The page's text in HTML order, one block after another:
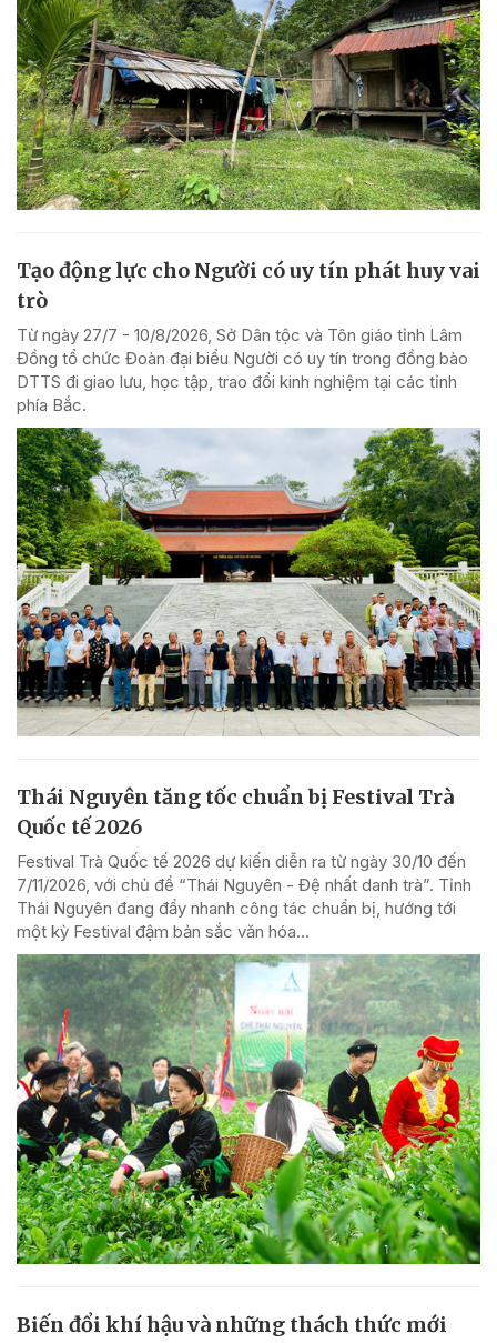
Tạo động lực cho Người có uy tín phát huy vai
trò
Từ ngày 27/7 - 10/8/2026, Sở Dân tộc và Tôn giáo tỉnh Lâm
Đồng tổ chức Đoàn đại biểu Người có uy tín trong đồng bào
DTTS đi giao lưu, học tập, trao đổi kinh nghiệm tại các tỉnh
phía Bắc.
Thái Nguyên tăng tốc chuẩn bị Festival Trà
Quốc tế 2026
Festival Trà Quốc tế 2026 dự kiến diễn ra từ ngày 30/10 đến
7/11/2026, với chủ đề “Thái Nguyên - Đệ nhất danh trà”. Tỉnh
Thái Nguyên đang đẩy nhanh công tác chuẩn bị, hướng tới
một kỳ Festival đậm bản sắc văn hóa...
Biến đổi khí hậu và những thách thức mới